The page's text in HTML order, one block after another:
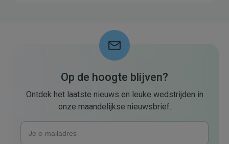
Op de hoogte blijven?
Ontdek het laatste nieuws en leuke wedstrijden in
onze maandelijkse nieuwsbrief.